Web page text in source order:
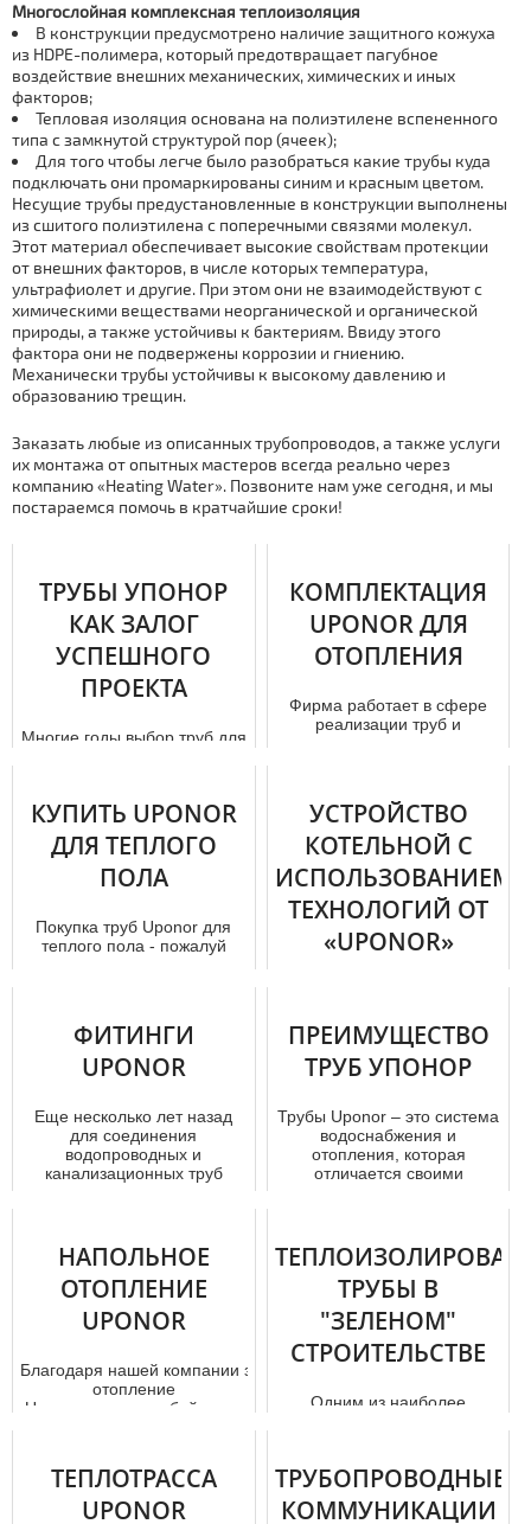
Многослойная комплексная теплоизоляция
В конструкции предусмотрено наличие защитного кожуха
из HDPE-полимера, который предотвращает пагубное
воздействие внешних механических, химических и иных
факторов;
Тепловая изоляция основана на полиэтилене вспененного
типа с замкнутой структурой пор (ячеек);
Для того чтобы легче было разобраться какие трубы куда
подключать они промаркированы синим и красным цветом.
Несущие трубы предустановленные в конструкции выполнены
из сшитого полиэтилена с поперечными связями молекул.
Этот материал обеспечивает высокие свойствам протекции
от внешних факторов, в числе которых температура,
ультрафиолет и другие. При этом они не взаимодействуют с
химическими веществами неорганической и органической
природы, а также устойчивы к бактериям. Ввиду этого
фактора они не подвержены коррозии и гниению.
Механически трубы устойчивы к высокому давлению и
образованию трещин.
Заказать любые из описанных трубопроводов, а также услуги
их монтажа от опытных мастеров всегда реально через
компанию «Heating Water». Позвоните нам уже сегодня, и мы
постараемся помочь в кратчайшие сроки!
ТРУБЫ УПОНОР
КАК ЗАЛОГ
УСПЕШНОГО
ПРОЕКТА
Многие годы выбор труб для
сырья бы...
КОМПЛЕКТАЦИЯ
UPONOR ДЛЯ
ОТОПЛЕНИЯ
Фирма работает в сфере
реализации тpуб и
год. П...
КУПИТЬ UPONOR
ДЛЯ ТЕПЛОГО
ПОЛА
Покупка тpуб Uponor для
теплого пола - пожалуй
УСТРОЙСТВО
КОТЕЛЬНОЙ С
ИСПОЛЬЗОВАНИЕМ
ТЕХНОЛОГИЙ ОТ
«UPONOR»
отопительной системы
жилых помещений, квартир
и ...
ФИТИНГИ
UPONOR
Еще несколько лет назад
для соединения
водопроводных и
канализационных труб
ПРЕИМУЩЕСТВО
ТРУБ УПОНОР
Трубы Uponor – это система
водоснабжения и
отопления, которая
отличается своими
НАПОЛЬНОЕ
ОТОПЛЕНИЕ
UPONOR
Благодаря нашей компании заказать напольное
отoпление
Uponor сможет любой человек.
ТРУБЫ В
"ЗЕЛЕНОМ"
СТРОИТЕЛЬСТВЕ
Одним из наиболее
энергоэффективно...
ТЕПЛОТРАССА
UPONOR
ТРУБОПРОВОДНЫЕ
КОММУНИКАЦИИ